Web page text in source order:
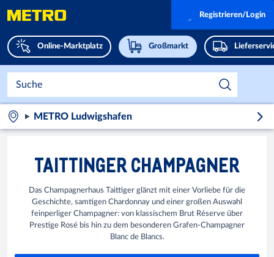
Online-Marktplatz Großmarkt
Registrieren/Login
METRO Ludwigshafen
TAITTINGER CHAMPAGNER
Das Champagnerhaus Taittiger glänzt mit einer Vorliebe für die
Geschichte, samtigen Chardonnay und einer großen Auswahl
feinperliger Champagner: von klassischem Brut Réserve über
Prestige Rosé bis hin zu dem besonderen Grafen-Champagner
Blanc de Blancs.